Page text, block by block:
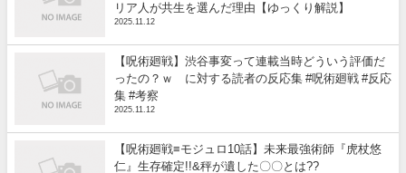
リア人が共生を選んだ理由【ゆっくり解説】
2025.11.12
【呪術廻戦】渋谷事変って連載当時どういう評価だ
ったの？ｗ に対する読者の反応集 #呪術廻戦 #反応
集 #考察
2025.11.12
【呪術廻戦≡モジュロ10話】未来最強術師『虎杖悠
仁』生存確定!!&秤が遺した〇〇とは??